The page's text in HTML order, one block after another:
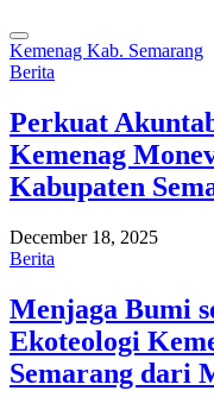
Kemenag Kab. Semarang
Berita
Perkuat
Kemenag
Kabupaten
December 18, 2025
Berita
Menjaga Bumi
Ekoteologi
Semarang dari